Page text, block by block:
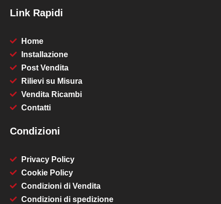
Link Rapidi
Home
Installazione
Post Vendita
Rilievi su Misura
Vendita Ricambi
Contatti
Condizioni
Privacy Policy
Cookie Policy
Condizioni di Vendita
Condizioni di spedizione